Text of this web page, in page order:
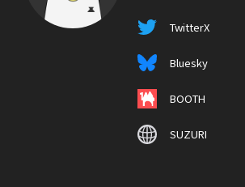
TwitterX
Bluesky
BOOTH
SUZURI